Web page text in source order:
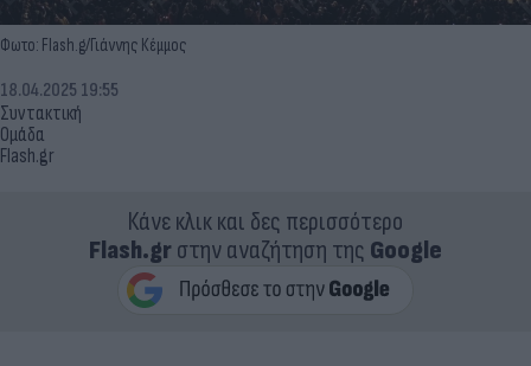
Φωτο: Flash.g/Γιάννης Κέμμος
Συντακτική
Ομάδα
Flash.gr
18.04.2025 19:55
Κάνε κλικ και δες περισσότερο
Flash.grστην αναζήτηση της Google